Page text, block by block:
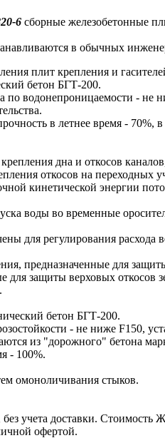
6 сборные железобетонные
в обычных
плит крепления и
бетон БГТ-200.
водонепроницаемости - не
в летнее время - 70%, в
дна и откосов
откосов на
кинетической энергии
воды во временные
регулирования расхода
предназначенные для
защиты верховых
бетон БГТ-200.
- не ниже F150,
из "дорожного" бетона
- 100%.
омоноличивания стыков.
учета доставки. Стоимость
офертой.